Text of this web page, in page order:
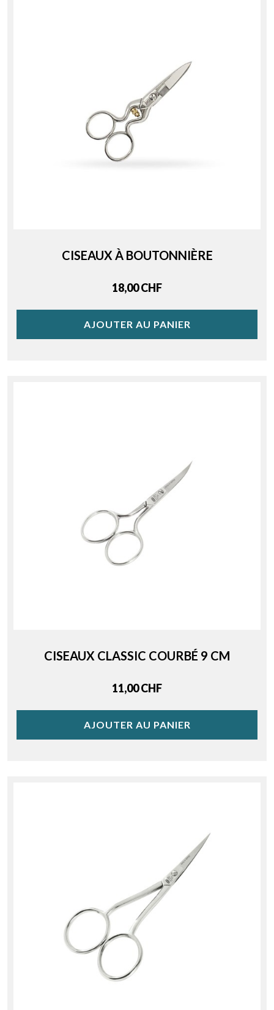
CISEAUX À BOUTONNIÈRE
Price
18,00 CHF
AJOUTER AU PANIER
CISEAUX CLASSIC COURBÉ 9 CM
Price
11,00 CHF
AJOUTER AU PANIER